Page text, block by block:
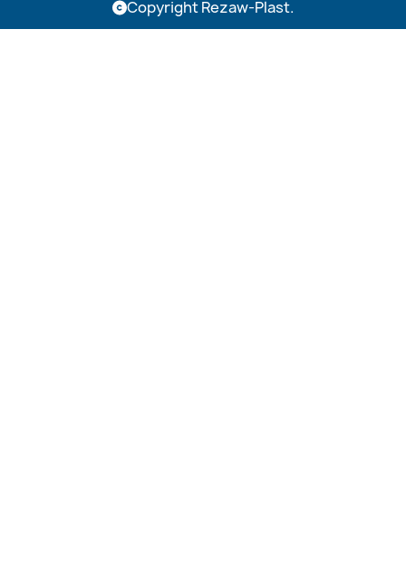
Copyright Rezaw-Plast.